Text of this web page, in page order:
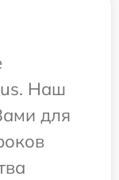
Наш
для